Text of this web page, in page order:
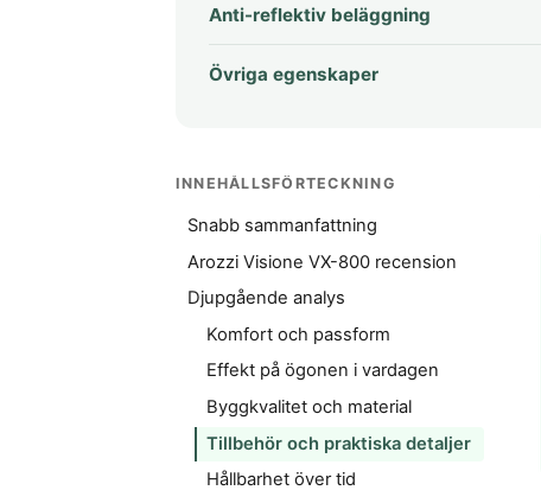
Anti-reflektiv beläggning
Övriga egenskaper
INNEHÅLLSFÖRTECKNING
Snabb sammanfattning
Arozzi Visione VX-800 recension
Djupgående analys
Komfort och passform
Effekt på ögonen i vardagen
Byggkvalitet och material
Tillbehör och praktiska detaljer
Hållbarhet över tid